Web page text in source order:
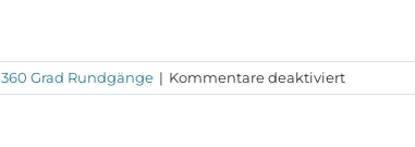
360 Grad Rundgänge | Kommentare deaktiviertfür
360-